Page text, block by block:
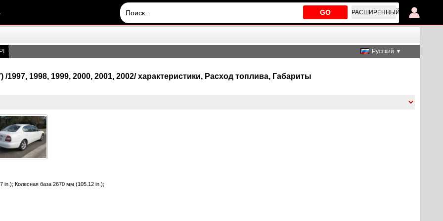
GO РАСШИРЕННЫЙ
Русский ▼
/1997, 1998, 1999, 2000, 2001, 2002/ характеристики, Расход топлива, Габариты
Колесная база 2670 мм (105.12 in.);